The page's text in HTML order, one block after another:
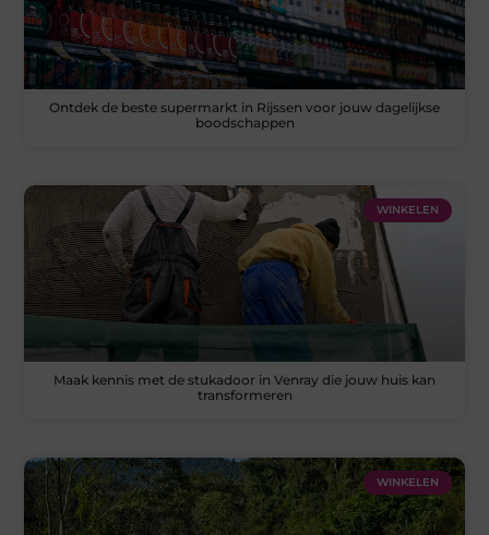
Ontdek de beste supermarkt in Rijssen voor jouw dagelijkse
boodschappen
WINKELEN
Maak kennis met de stukadoor in Venray die jouw huis kan
transformeren
WINKELEN